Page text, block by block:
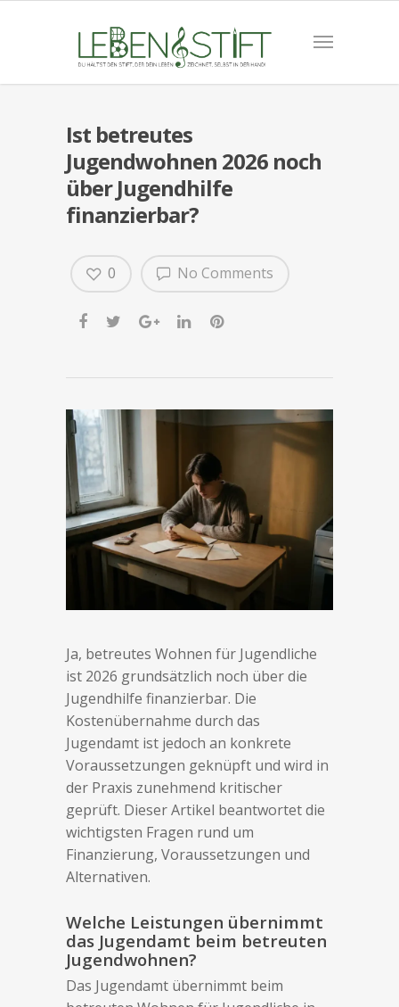
Ist betreutes
Jugendwohnen 2026 noch
über Jugendhilfe
finanzierbar?
No Comments
0
Ja, betreutes Wohnen für Jugendliche
ist 2026 grundsätzlich noch über die
Jugendhilfe finanzierbar. Die
Kostenübernahme durch das
Jugendamt ist jedoch an konkrete
Voraussetzungen geknüpft und wird in
der Praxis zunehmend kritischer
geprüft. Dieser Artikel beantwortet die
wichtigsten Fragen rund um
Finanzierung, Voraussetzungen und
Alternativen.
Welche Leistungen übernimmt
das Jugendamt beim betreuten
Jugendwohnen?
Das Jugendamt übernimmt beim